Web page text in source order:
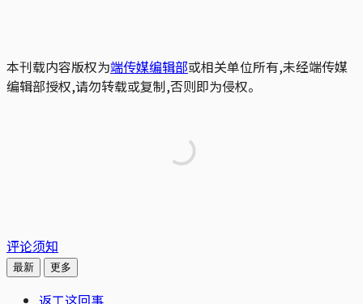
本刊载内容版权为端传媒编辑部或相关单位所有,未经端传媒
编辑部授权,请勿转载或复制,否则即为侵权。
评论须知
最新 更多
返工这回事